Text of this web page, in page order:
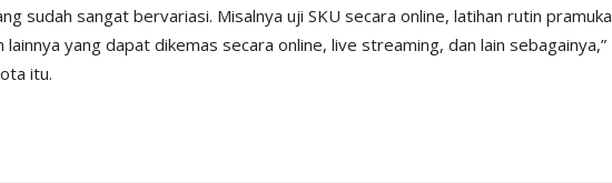
sudah sangat bervariasi. Misalnya uji SKU secara online, latihan rutin pramuka
yang dapat dikemas secara online, live streaming, dan lain sebagainya,”
itu.